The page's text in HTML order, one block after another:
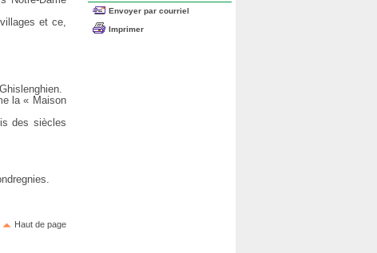
et ce,
la « Maison
des siècles
Haut de page
Envoyer par courriel
Imprimer